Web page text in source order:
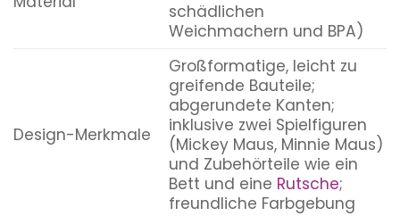
schädlichen
Weichmachern und BPA)
Design-Merkmale
Großformatige, leicht zu
greifende Bauteile;
abgerundete Kanten;
inklusive zwei Spielfiguren
(Mickey Maus, Minnie Maus)
und Zubehörteile wie ein
Bett und eine Rutsche;
freundliche Farbgebung